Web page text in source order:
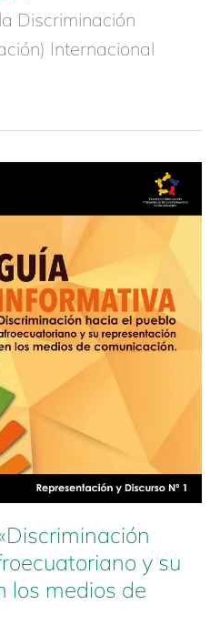
Discriminación
Internacional
y su
los medios de